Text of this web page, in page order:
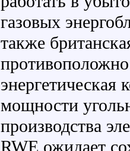
газовых
также
энергетическая
мощности
производства